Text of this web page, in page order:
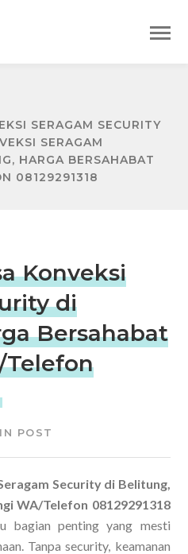
SERAGAM SECURITY
SERAGAM
HARGA BERSAHABAT
08129291318
Konveksi
di
Bersahabat
POST
Security di Belitung,
WA/Telefon 08129291318
bagian penting yang mesti
Tanpa security, keamanan